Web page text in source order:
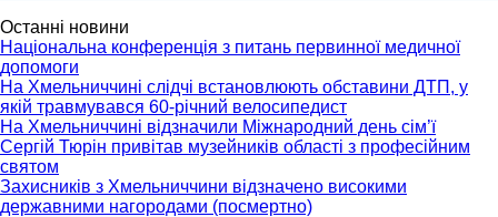
Останні новини
Національна конференція з питань первинної медичної
допомоги
На Хмельниччині слідчі встановлюють обставини ДТП, у
якій травмувався 60-річний велосипедист
На Хмельниччині відзначили Міжнародний день сім’ї
Сергій Тюрін привітав музейників області з професійним
святом
Захисників з Хмельниччини відзначено високими
державними нагородами (посмертно)